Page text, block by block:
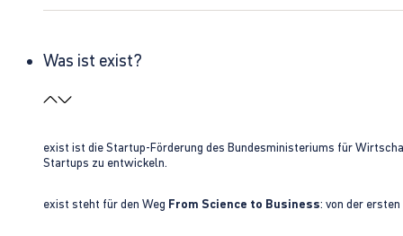
Was ist exist?
exist ist die Startup-Förderung des Bundesministeriums für
Startups zu entwickeln.
exist steht für den Weg From Science to Business: von der